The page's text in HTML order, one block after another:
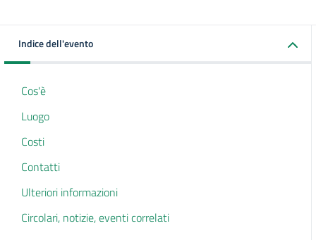
Indice dell'evento
Cos'è
Luogo
Costi
Contatti
Ulteriori informazioni
Circolari, notizie, eventi correlati